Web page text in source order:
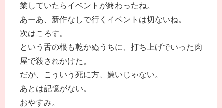
業していたらイベントが終わったね。
あーあ、新作なしで行くイベントは切ないね。
次はころす。
という舌の根も乾かぬうちに、打ち上げでいった肉
屋で殺されかけた。
だが、こういう死に方、嫌いじゃない。
あとは記憶がない。
おやすみ。